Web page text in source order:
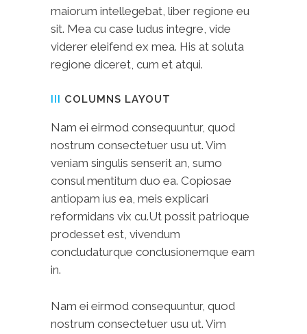
maiorum intellegebat, liber regione eu
sit. Mea cu case ludus integre, vide
viderer eleifend ex mea. His at soluta
regione diceret, cum et atqui.
III COLUMNS LAYOUT
Nam ei eirmod consequuntur, quod
nostrum consectetuer usu ut. Vim
veniam singulis senserit an, sumo
consul mentitum duo ea. Copiosae
antiopam ius ea, meis explicari
reformidans vix cu.Ut possit patrioque
prodesset est, vivendum
concludaturque conclusionemque eam
in.
Nam ei eirmod consequuntur, quod
nostrum consectetuer usu ut. Vim